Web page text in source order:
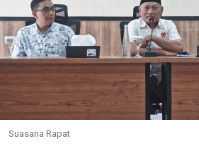
Suasana Rapat